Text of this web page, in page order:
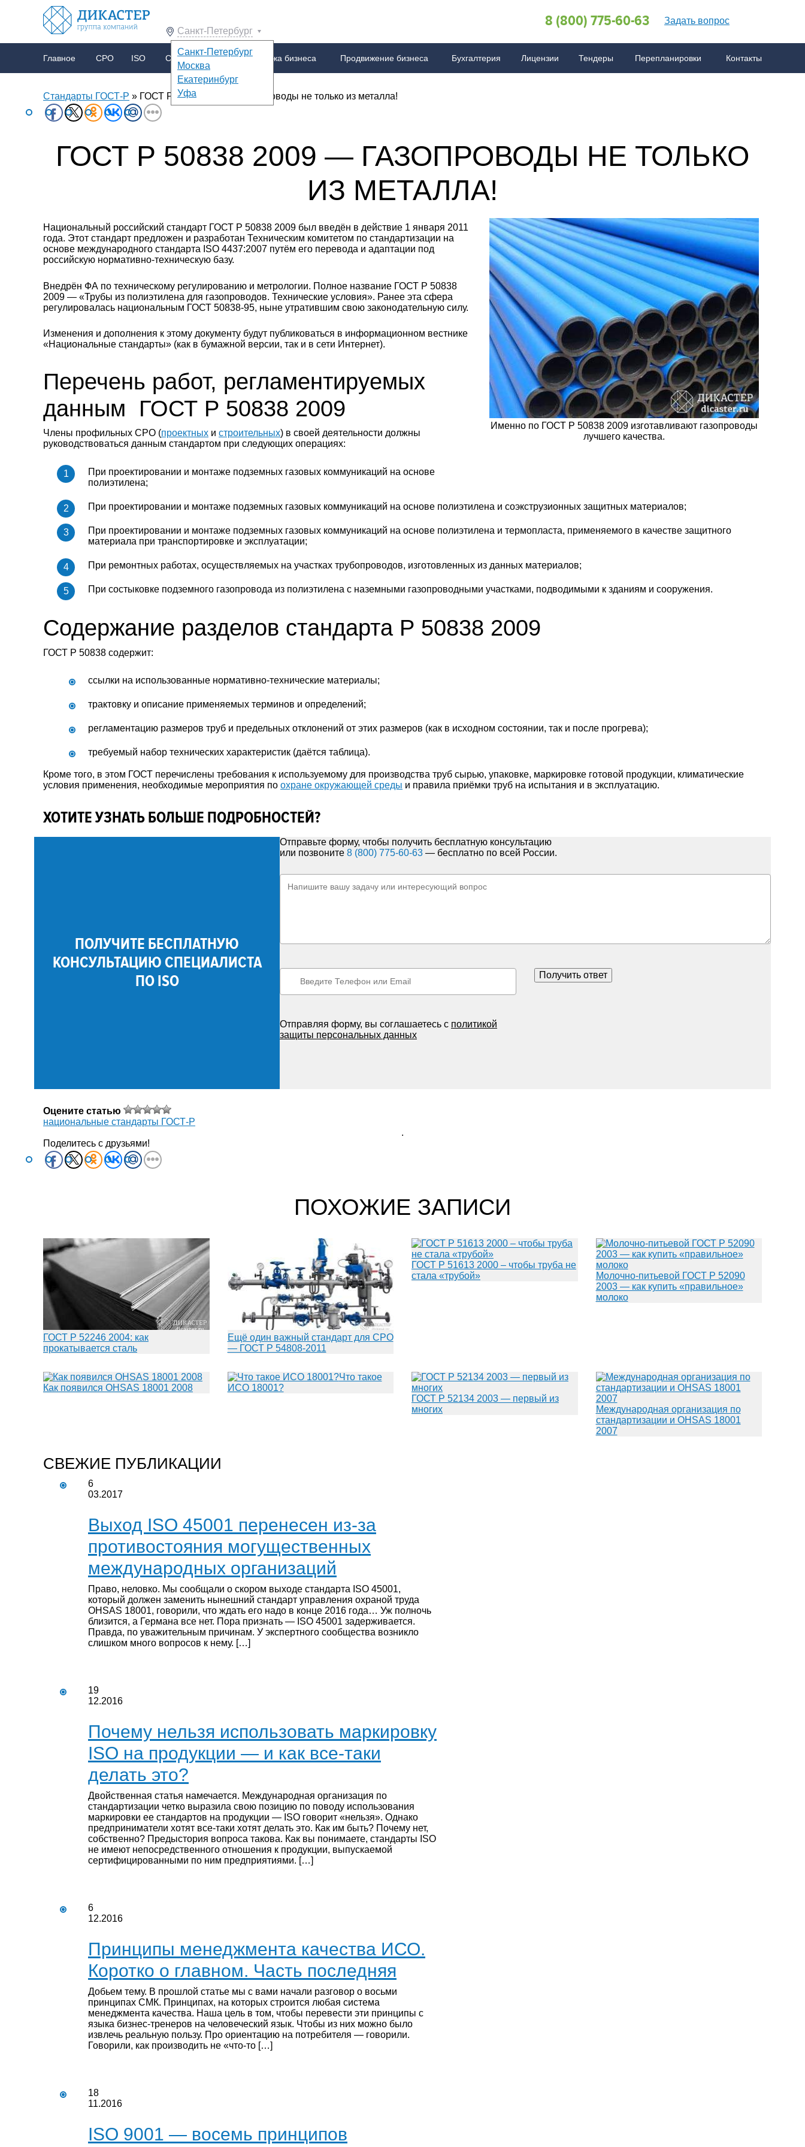
Санкт-Петербург
Санкт-Петербург
Москва
Екатеринбург
Уфа
8 (800) 775-60-63 Задать вопрос
Главное
Реальные бизнес-истории
СРО
СРО проектировщиков
ISO
OHSAS 18001
Сертификация
Отказные письма
Продажа бизнеса Продвижение бизнеса
Технологии продвижения бизнеса в Сети
Бухгалтерия
Экстренное восстановление бухучета
Лицензии
Лицензия Минкультуры
Тендеры Перепланировки
Главная информация о перепланировках
Контакты
Стандарты ГОСТ-Р » ГОСТ Р 50838 2009 — газопроводы не только из металла!
ГОСТ Р 50838 2009 — ГАЗОПРОВОДЫ НЕ ТОЛЬКО
ИЗ МЕТАЛЛА!
Именно по ГОСТ Р 50838 2009 изготавливают газопроводы
лучшего качества.
Национальный российский стандарт ГОСТ Р 50838 2009 был введён в действие 1 января 2011
года. Этот стандарт предложен и разработан Техническим комитетом по стандартизации на
основе международного стандарта ISO 4437:2007 путём его перевода и адаптации под
российскую нормативно-техническую базу.
Внедрён ФА по техническому регулированию и метрологии. Полное название ГОСТ Р 50838
2009 — «Трубы из полиэтилена для газопроводов. Технические условия». Ранее эта сфера
регулировалась национальным ГОСТ 50838-95, ныне утратившим свою законодательную силу.
Изменения и дополнения к этому документу будут публиковаться в информационном вестнике
«Национальные стандарты» (как в бумажной версии, так и в сети Интернет).
Перечень работ, регламентируемых
данным ГОСТ Р 50838 2009
Члены профильных СРО (проектных и строительных) в своей деятельности должны
руководствоваться данным стандартом при следующих операциях:
При проектировании и монтаже подземных газовых коммуникаций на основе
полиэтилена;
При проектировании и монтаже подземных газовых коммуникаций на основе полиэтилена и соэкструзионных защитных материалов;
При проектировании и монтаже подземных газовых коммуникаций на основе полиэтилена и термопласта, применяемого в качестве защитного
материала при транспортировке и эксплуатации;
При ремонтных работах, осуществляемых на участках трубопроводов, изготовленных из данных материалов;
При состыковке подземного газопровода из полиэтилена с наземными газопроводными участками, подводимыми к зданиям и сооружения.
Содержание разделов стандарта Р 50838 2009
ГОСТ Р 50838 содержит:
ссылки на использованные нормативно-технические материалы;
трактовку и описание применяемых терминов и определений;
регламентацию размеров труб и предельных отклонений от этих размеров (как в исходном состоянии, так и после прогрева);
требуемый набор технических характеристик (даётся таблица).
Кроме того, в этом ГОСТ перечислены требования к используемому для производства труб сырью, упаковке, маркировке готовой продукции, климатические
условия применения, необходимые мероприятия по охране окружающей среды и правила приёмки труб на испытания и в эксплуатацию.
ХОТИТЕ УЗНАТЬ БОЛЬШЕ ПОДРОБНОСТЕЙ?
ПОЛУЧИТЕ БЕСПЛАТНУЮ
КОНСУЛЬТАЦИЮ СПЕЦИАЛИСТА
ПО ISO
Отправьте форму, чтобы получить бесплатную консультацию
или позвоните 8 (800) 775-60-63 — бесплатно по всей России.
Получить ответ
Отправляя форму, вы соглашаетесь с политикой
защиты персональных данных
Оцените статью
национальные стандарты ГОСТ-Р
.
Поделитесь с друзьями!
ПОХОЖИЕ ЗАПИСИ
ГОСТ Р 52246 2004: как
прокатывается сталь
Ещё один важный стандарт для СРО
— ГОСТ Р 54808-2011
ГОСТ Р 51613 2000 – чтобы труба не
стала «трубой»
Молочно-питьевой ГОСТ Р 52090
2003 — как купить «правильное»
молоко
Как появился OHSAS 18001 2008
Что такое
ИСО 18001?
ГОСТ Р 52134 2003 — первый из
многих
Международная организация по
стандартизации и OHSAS 18001
2007
СВЕЖИЕ ПУБЛИКАЦИИ
6
03.2017
Выход ISO 45001 перенесен из-за
противостояния могущественных
международных организаций
Право, неловко. Мы сообщали о скором выходе стандарта ISO 45001,
который должен заменить нынешний стандарт управления охраной труда
OHSAS 18001, говорили, что ждать его надо в конце 2016 года… Уж полночь
близится, а Германа все нет. Пора признать — ISO 45001 задерживается.
Правда, по уважительным причинам. У экспертного сообщества возникло
слишком много вопросов к нему. […]
19
12.2016
Почему нельзя использовать маркировку
ISO на продукции — и как все-таки
делать это?
Двойственная статья намечается. Международная организация по
стандартизации четко выразила свою позицию по поводу использования
маркировки ее стандартов на продукции — ISO говорит «нельзя». Однако
предприниматели хотят все-таки хотят делать это. Как им быть? Почему нет,
собственно? Предыстория вопроса такова. Как вы понимаете, стандарты ISO
не имеют непосредственного отношения к продукции, выпускаемой
сертифицированными по ним предприятиями. […]
6
12.2016
Принципы менеджмента качества ИСО.
Коротко о главном. Часть последняя
Добьем тему. В прошлой статье мы с вами начали разговор о восьми
принципах СМК. Принципах, на которых строится любая система
менеджмента качества. Наша цель в том, чтобы перевести эти принципы с
языка бизнес-тренеров на человеческий язык. Чтобы из них можно было
извлечь реальную пользу. Про ориентацию на потребителя — говорили.
Говорили, как производить не «что-то […]
18
11.2016
ISO 9001 — восемь принципов